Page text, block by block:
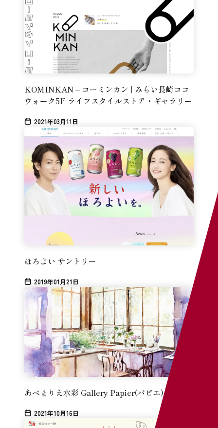
KOMINKAN – コーミンカン | みらい長崎ココ
ウォーク5F ライフスタイルストア・ギャラリー
2021年03月11日
ほろよい サントリー
2019年01月21日
あべまりえ水彩 Gallery Papier(パピエ)
2021年10月16日